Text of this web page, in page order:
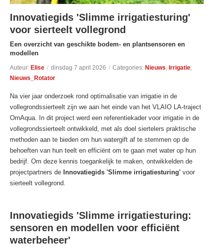
Innovatiegids 'Slimme irrigatiesturing'
voor sierteelt vollegrond
Een overzicht van geschikte bodem- en plantsensoren en
modellen
Auteur: Elise / dinsdag 7 april 2026 / Categories: Nieuws Irrigatie
Nieuws_Rotator
Na vier jaar onderzoek rond optimalisatie van irrigatie in de
vollegrondssierteelt zijn we aan het einde van het VLAIO LA-traject
OrnAqua. In dit project werd een referentiekader voor irrigatie in de
vollegrondssierteelt ontwikkeld, met als doel siertelers praktische
methoden aan te bieden om hun watergift af te stemmen op de
behoeften van hun teelt en efficiënt om te gaan met water op hun
bedrijf. Om deze kennis toegankelijk te maken, ontwikkelden de
projectpartners de Innovatiegids 'Slimme irrigatiesturing' voor
sierteelt vollegrond.
Innovatiegids 'Slimme irrigatiesturing:
sensoren en modellen voor efficiënt
waterbeheer'